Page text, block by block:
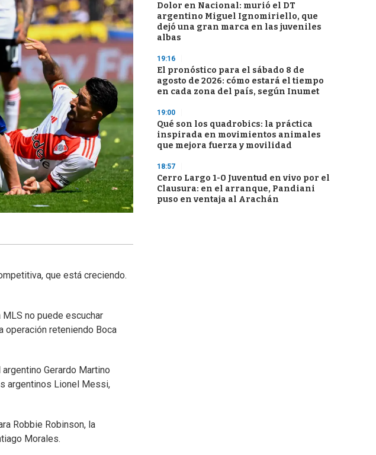
que está creciendo.
no puede escuchar
operación reteniendo Boca
Gerardo Martino
argentinos Lionel Messi,
Robbie Robinson, la
Morales.
Dolor en Nacional: murió el DT
argentino Miguel Ignomiriello, que
dejó una gran marca en las juveniles
albas
19:16
El pronóstico para el sábado 8 de
agosto de 2026: cómo estará el tiempo
en cada zona del país, según Inumet
19:00
Qué son los quadrobics: la práctica
inspirada en movimientos animales
que mejora fuerza y movilidad
18:57
Cerro Largo 1-0 Juventud en vivo por el
Clausura: en el arranque, Pandiani
puso en ventaja al Arachán